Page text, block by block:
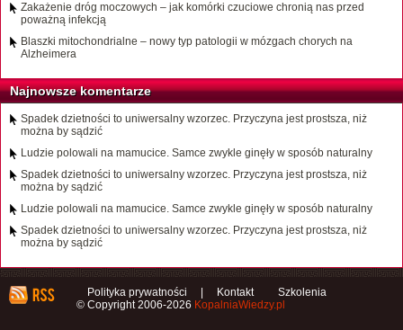
Zakażenie dróg moczowych – jak komórki czuciowe chronią nas przed
poważną infekcją
Blaszki mitochondrialne – nowy typ patologii w mózgach chorych na
Alzheimera
Najnowsze komentarze
Spadek dzietności to uniwersalny wzorzec. Przyczyna jest prostsza, niż
można by sądzić
Ludzie polowali na mamucice. Samce zwykle ginęły w sposób naturalny
Spadek dzietności to uniwersalny wzorzec. Przyczyna jest prostsza, niż
można by sądzić
Ludzie polowali na mamucice. Samce zwykle ginęły w sposób naturalny
Spadek dzietności to uniwersalny wzorzec. Przyczyna jest prostsza, niż
można by sądzić
Polityka prywatności Kontakt
Szkolenia
© Copyright 2006-2026 KopalniaWiedzy.pl